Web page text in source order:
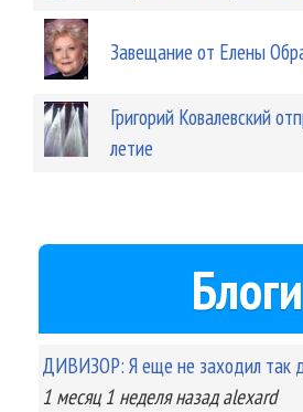
Завещание от Елены
Григорий Ковалевский
летие
Блоги
ДИВИЗОР: Я еще не заходил так
1 месяц 1 неделяназад alexard